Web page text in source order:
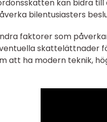
kan bidra
bilentusiasters
faktorer som
skattelättnader
att ha modern teknik,